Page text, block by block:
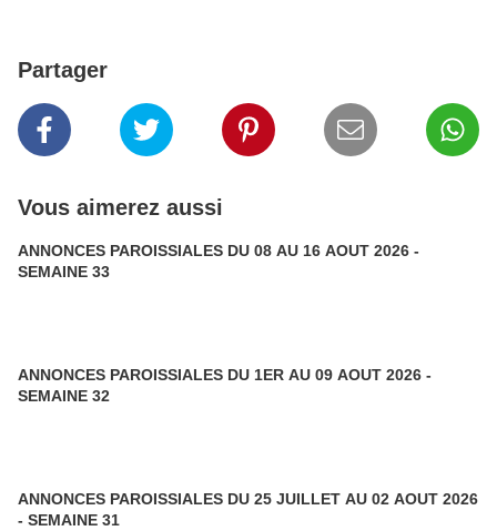
Partager
Vous aimerez aussi
ANNONCES PAROISSIALES DU 08 AU 16 AOUT 2026 -
SEMAINE 33
ANNONCES PAROISSIALES DU 1ER AU 09 AOUT 2026 -
SEMAINE 32
ANNONCES PAROISSIALES DU 25 JUILLET AU 02 AOUT 2026
- SEMAINE 31